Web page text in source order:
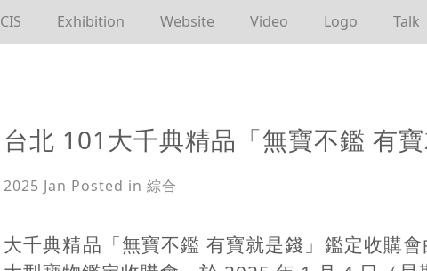
CIS Exhibition Website Video Logo Talk
台北 101大千典精品「無寶不鑑 有
2025 Jan Posted in 綜合
大千典精品「無寶不鑑 有寶就是錢」鑑定收購